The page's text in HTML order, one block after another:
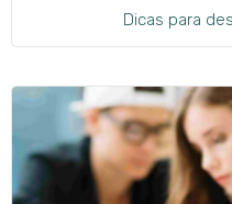
Dicas para